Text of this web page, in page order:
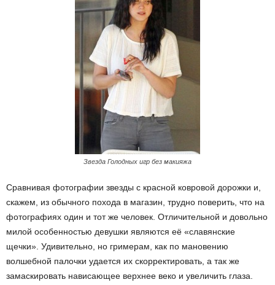
Звезда Голодных игр без макияжа
Сравнивая фотографии звезды с красной ковровой дорожки и,
скажем, из обычного похода в магазин, трудно поверить, что на
фотографиях один и тот же человек. Отличительной и довольно
милой особенностью девушки являются её «славянские
щечки». Удивительно, но гримерам, как по мановению
волшебной палочки удается их скорректировать, а так же
замаскировать нависающее верхнее веко и увеличить глаза.